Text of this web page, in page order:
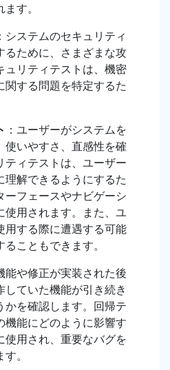
す。
：システムのセキュリティ
るために、さまざまな攻
ュリティテストは、機密
関する問題を特定するた
：ユーザーがシステムを
使いやすさ、直感性を確
ティテストは、ユーザー
理解できるようにするた
ーフェースやナビゲーシ
使用されます。また、ユ
用する際に遭遇する可能
こともできます。
能や修正が実装された後
していた機能が引き続き
かを確認します。回帰テ
機能にどのように影響す
使用され、重要なバグを
。